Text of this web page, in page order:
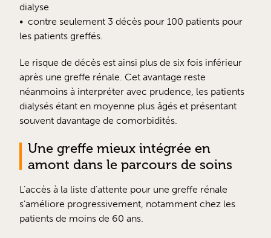
dialyse
contre seulement 3 décès pour 100 patients pour
les patients greffés.
Le risque de décès est ainsi plus de six fois inférieur
après une greffe rénale. Cet avantage reste
néanmoins à interpréter avec prudence, les patients
dialysés étant en moyenne plus âgés et présentant
souvent davantage de comorbidités.
Une greffe mieux intégrée en
amont dans le parcours de soins
L’accès à la liste d’attente pour une greffe rénale
s’améliore progressivement, notamment chez les
patients de moins de 60 ans.